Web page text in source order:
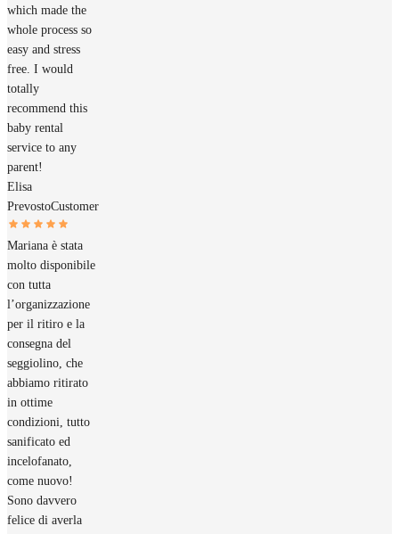
which made the
whole process so
easy and stress
free. I would
totally
recommend this
baby rental
service to any
parent!
Elisa
PrevostoCustomer
Mariana è stata
molto disponibile
con tutta
l’organizzazione
per il ritiro e la
consegna del
seggiolino, che
abbiamo ritirato
in ottime
condizioni, tutto
sanificato ed
incelofanato,
come nuovo!
Sono davvero
felice di averla